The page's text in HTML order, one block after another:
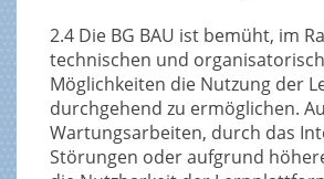
2.4 Die BG BAU ist bemüht, im
technischen und
Möglichkeiten die Nutzung der
durchgehend zu ermöglichen.
Wartungsarbeiten, durch das
Störungen oder aufgrund